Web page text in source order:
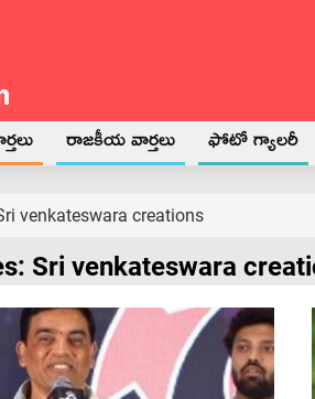
రాజకీయ వార్తలు ఫోటో గ్యాలరీ
venkateswara creations
Sri venkateswara